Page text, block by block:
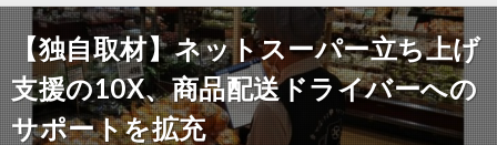
【独自取材】ネットスーパー立ち上げ
支援の10X、商品配送ドライバーへの
サポートを拡充